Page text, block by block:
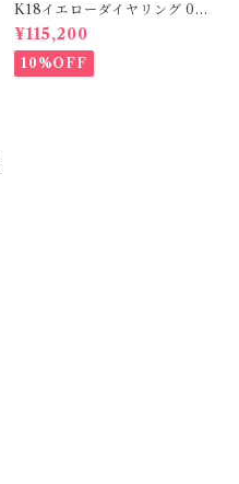
K18イエローダイヤリング 0.1
07ct D 0.10ct【PRO20878
1】
¥115,200
10%OFF